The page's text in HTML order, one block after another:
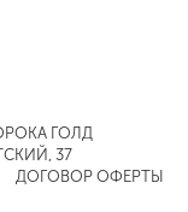
ГОЛД
37
ДОГОВОР ОФЕРТЫ